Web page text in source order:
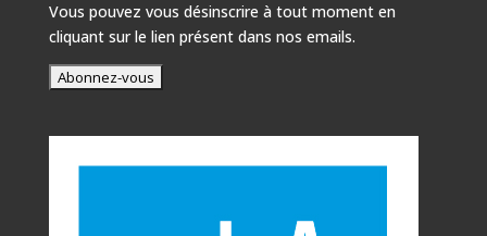
Vous pouvez vous désinscrire à tout moment en
cliquant sur le lien présent dans nos emails.